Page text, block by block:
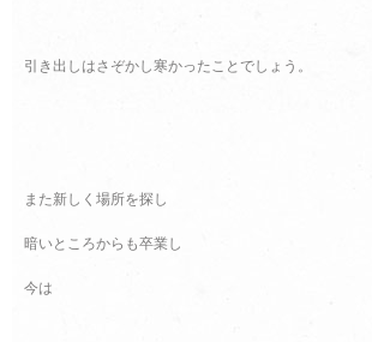
引き出しはさぞかし寒かったことでしょう。
また新しく場所を探し
暗いところからも卒業し
今は